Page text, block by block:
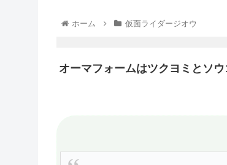
ホーム 仮面ライダージオウ
オーマフォームはツクヨミとソ